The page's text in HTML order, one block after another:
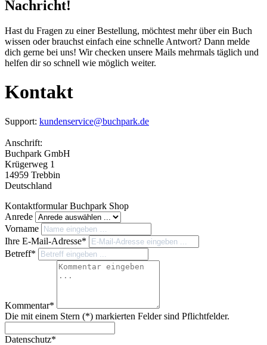
Nachricht!
Hast du Fragen zu einer Bestellung, möchtest mehr über ein Buch
wissen oder brauchst einfach eine schnelle Antwort? Dann melde
dich gerne bei uns! Wir checken unsere Mails mehrmals täglich und
helfen dir so schnell wie möglich weiter.
Kontakt
Support: kundenservice@buchpark.de
Anschrift:
Buchpark GmbH
Krügerweg 1
14959 Trebbin
Deutschland
Kontaktformular Buchpark Shop
Anrede
Vorname
Ihre E-Mail-Adresse*
Betreff*
Kommentar*
Die mit einem Stern (*) markierten Felder sind Pflichtfelder.
Datenschutz*